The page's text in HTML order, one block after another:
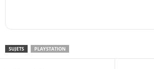
SUJETS PLAYSTATION